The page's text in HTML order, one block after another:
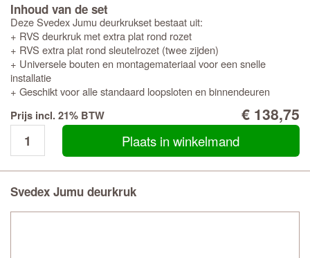
Inhoud van de set
Deze Svedex Jumu deurkrukset bestaat uit:
+ RVS deurkruk met extra plat rond rozet
+ RVS extra plat rond sleutelrozet (twee zijden)
+ Universele bouten en montagemateriaal voor een snelle
installatie
+ Geschikt voor alle standaard loopsloten en binnendeuren
Prijs incl. 21% BTW
€ 138,75
Plaats in winkelmand
Svedex Jumu deurkruk